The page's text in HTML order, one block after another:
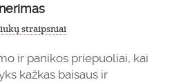
straipsniai
ir panikos priepuoliai, kai
kažkas baisaus ir